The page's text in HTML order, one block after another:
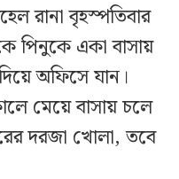
রানা বৃহস্পতিবার
পিনুকে একা বাসায়
অফিসে যান।
মেয়ে বাসায় চলে
দরজা খোলা, তবে